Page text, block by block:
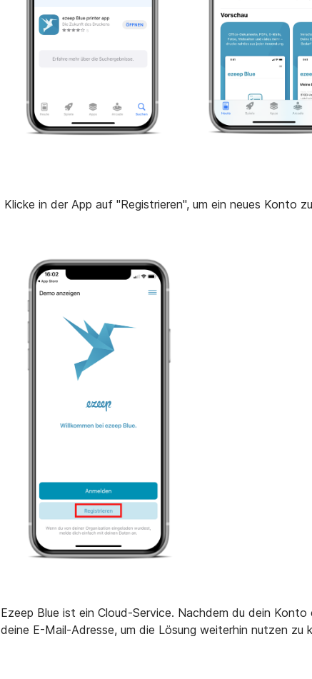
Klicke in der App auf "Registrieren", um ein neues Konto
Ezeep Blue ist ein Cloud-Service. Nachdem du dein
deine E-Mail-Adresse, um die Lösung weiterhin nutzen zu